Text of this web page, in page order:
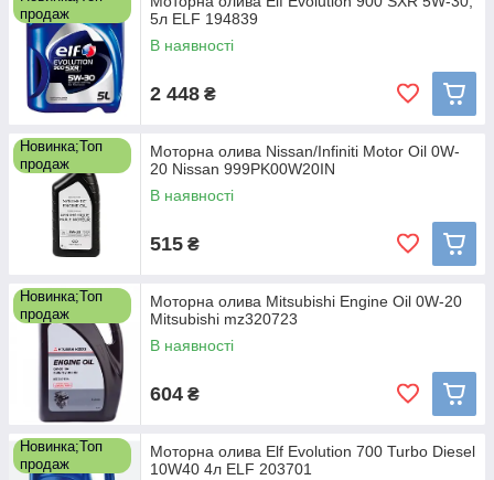
продаж
5л ELF 194839
В наявності
2 448 ₴
Новинка;Топ
продаж
Моторна олива Nissan/Infiniti Motor Oil 0W-
20 Nissan 999PK00W20IN
В наявності
515 ₴
Новинка;Топ
продаж
Моторна олива Mitsubishi Engine Oil 0W-20
Mitsubishi mz320723
В наявності
604 ₴
Новинка;Топ
продаж
Моторна олива Elf Evolution 700 Turbo Diesel
10W40 4л ELF 203701